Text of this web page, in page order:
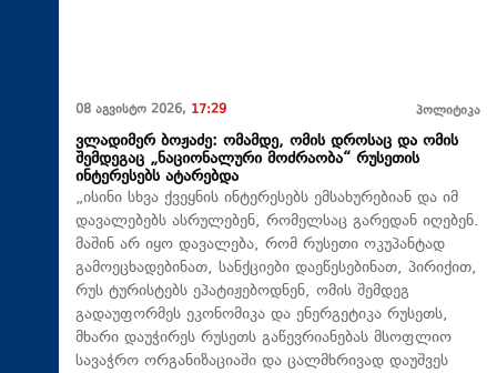
08 აგვისტო 2026, 17:29 პოლიტიკა
ვლადიმერ ბოჟაძე: ომამდე, ომის დროსაც და ომის
შემდეგაც „ნაციონალური მოძრაობა“ რუსეთის
ინტერესებს ატარებდა
„ისინი სხვა ქვეყნის ინტერესებს ემსახურებიან და იმ
დავალებებს ასრულებენ, რომელსაც გარედან იღებენ.
მაშინ არ იყო დავალება, რომ რუსეთი ოკუპანტად
გამოეცხადებინათ, სანქციები დაეწესებინათ, პირიქით,
რუს ტურისტებს ეპატიჟებოდნენ, ომის შემდეგ
გადაუფორმეს ეკონომიკა და ენერგეტიკა რუსეთს,
მხარი დაუჭირეს რუსეთს გაწევრიანებას მსოფლიო
სავაჭრო ორგანიზაციაში და ცალმხრივად დაუშვეს